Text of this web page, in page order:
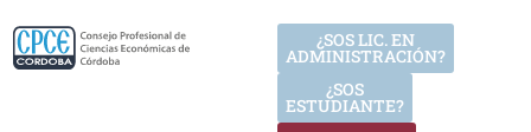
¿SOS
ESTUDIANTE?
¿SOS LIC. EN
ADMINISTRACIÓN?